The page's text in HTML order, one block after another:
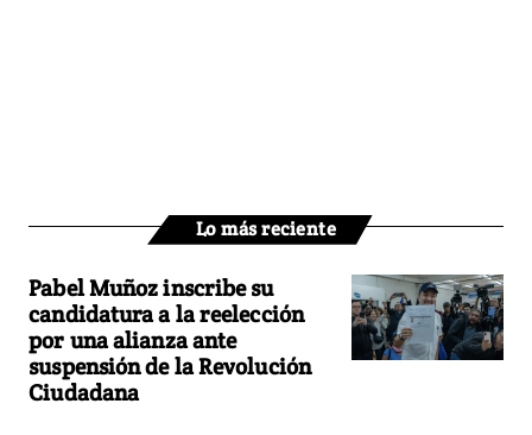
Lo más reciente
Pabel Muñoz inscribe su
candidatura a la reelección
por una alianza ante
suspensión de la Revolución
Ciudadana